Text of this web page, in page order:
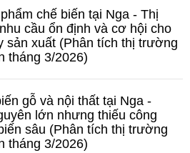
chế biến tại Nga - Thị
cầu ổn định và cơ hội cho
sản xuất (Phân tích thị trường
tháng 3/2026)
gỗ và nội thất tại Nga -
lớn nhưng thiếu công
sâu (Phân tích thị trường
tháng 3/2026)